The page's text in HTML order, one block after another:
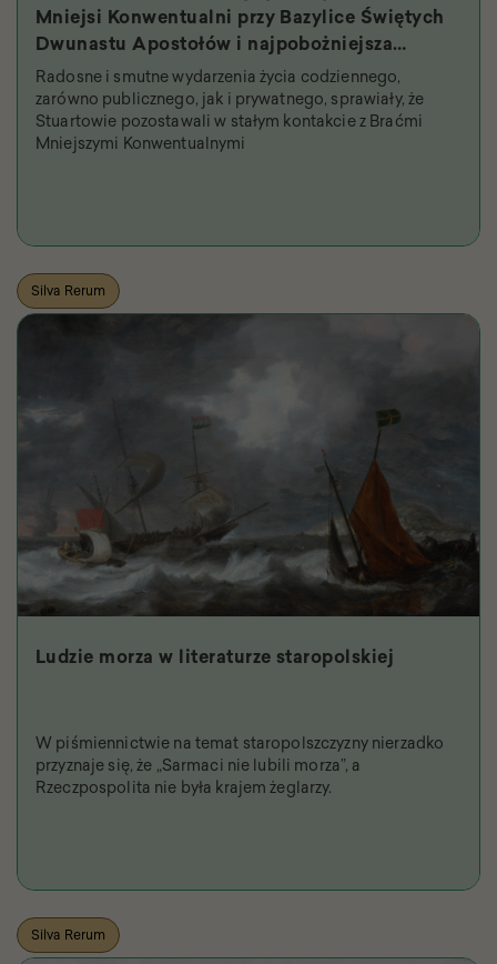
Mniejsi Konwentualni przy Bazylice Świętych
Dwunastu Apostołów i najpobożniejsza
królowa
Radosne i smutne wydarzenia życia codziennego,
zarówno publicznego, jak i prywatnego, sprawiały, że
Stuartowie pozostawali w stałym kontakcie z Braćmi
Mniejszymi Konwentualnymi
Silva Rerum
Ludzie morza w literaturze staropolskiej
W piśmiennictwie na temat staropolszczyzny nierzadko
przyznaje się, że „Sarmaci nie lubili morza”, a
Rzeczpospolita nie była krajem żeglarzy.
Silva Rerum